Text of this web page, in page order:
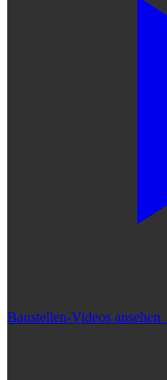
Baustellen-Videos ansehen